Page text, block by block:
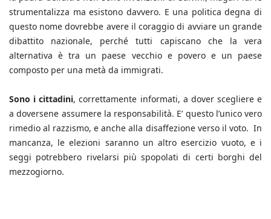
strumentalizza ma esistono davvero. E una politica degna di
questo nome dovrebbe avere il coraggio di avviare un grande
dibattito nazionale, perché tutti capiscano che la vera
alternativa è tra un paese vecchio e povero e un paese
composto per una metà da immigrati.
Sono i cittadini, correttamente informati, a dover scegliere e
a doversene assumere la responsabilità. E’ questo l’unico vero
rimedio al razzismo, e anche alla disaffezione verso il voto. In
mancanza, le elezioni saranno un altro esercizio vuoto, e i
seggi potrebbero rivelarsi più spopolati di certi borghi del
mezzogiorno.